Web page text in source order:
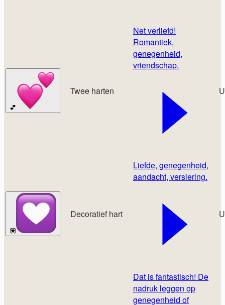
💕
Twee harten
Net verliefd!
Romantiek,
genegenheid,
vriendschap.
💟
Decoratief hart
Liefde, genegenheid,
aandacht, versiering.
Dat is fantastisch! De
nadruk leggen op
genegenheid of